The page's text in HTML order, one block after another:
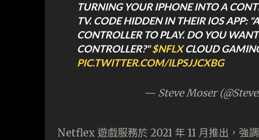
TURNING YOUR IPHONE INTO A
TV. CODE HIDDEN IN THEIR IOS APP:
CONTROLLER TO PLAY. DO YOU
CONTROLLER?"$NFLXCLOUD
PIC.TWITTER.COM/ILPSJJCXBG
— Steve Moser
Netflex 遊戲服務於 2021 年 11 月推出，強